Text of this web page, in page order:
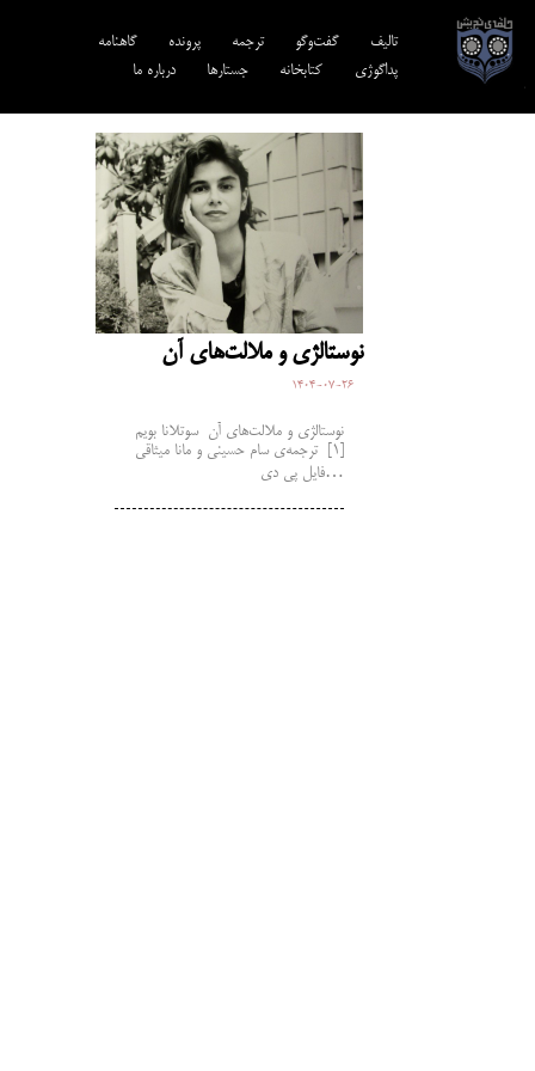
تالیف‎‌ گفت‌وگو ترجمه‌ پرونده
گاهنامه
پداگوژی
کتابخانه جستارها درباره ما
نوستالژی و ملالت‌های آن
1404-07-26
نوستالژی و ملالت‌های آن سوتلانا بویم
[۱] ترجمه‌ی سام حسینی و مانا میثاقی
فایل پی دی…